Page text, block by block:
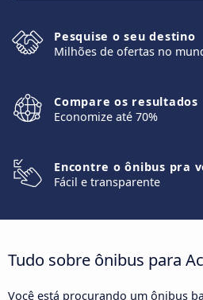
Pesquise o seu destino
Milhões de ofertas no
Compare os resultados
Economize até 70%
Encontre o ônibus pra
Fácil e transparente
Tudo sobre ônibus para
Você está procurando um ônibus